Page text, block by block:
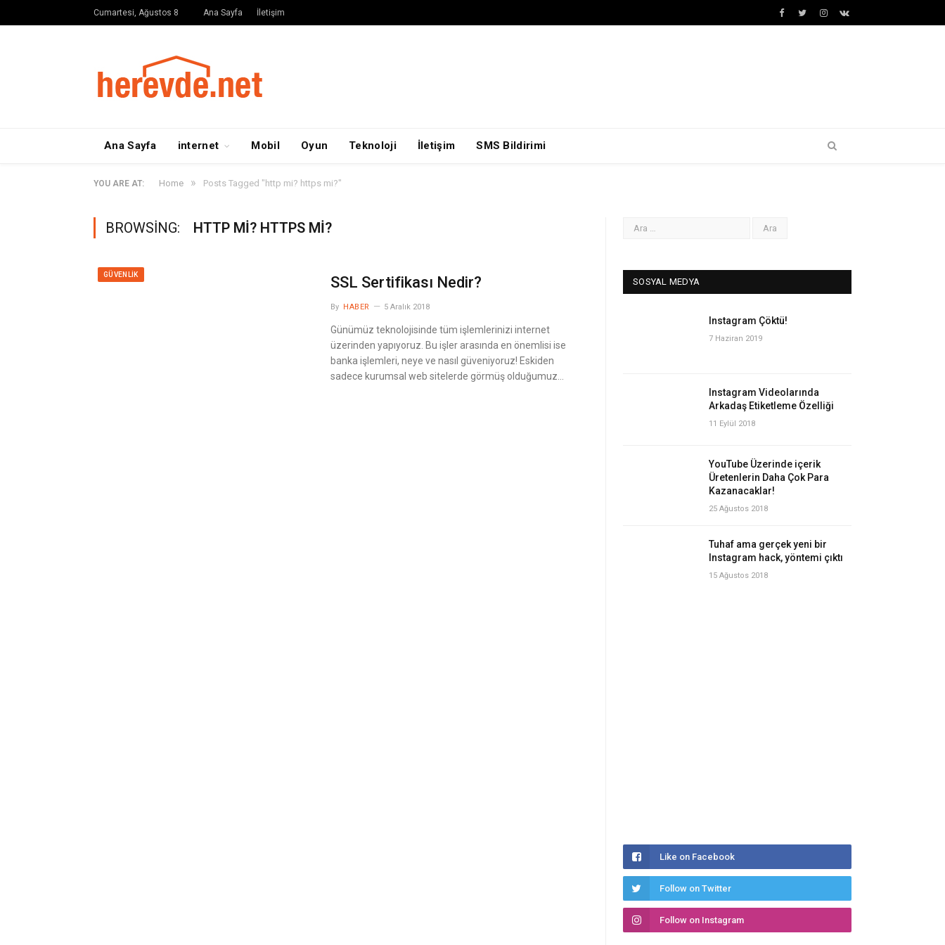
Cumartesi, Ağustos 8 Ana Sayfa İletişim Facebook
Twitterİnstagram+
VK
Ana Sayfa internet Mobil Oyun Teknoloji İletişim SMS Bildirimi
YOU ARE AT: Home » Posts Tagged "http mi? https mi?"
BROWSING: HTTP MI? HTTPS MI?
GÜVENLIK SSL Sertifikası Nedir?
By HABER 5 Aralık 2018
Günümüz teknolojisinde tüm işlemlerinizi internet
üzerinden yapıyoruz. Bu işler arasında en önemlisi ise
banka işlemleri, neye ve nasıl güveniyoruz! Eskiden
sadece kurumsal web sitelerde görmüş olduğumuz…
SOSYAL MEDYA
Instagram Çöktü!
7 Haziran 2019
Instagram Videolarında
Arkadaş Etiketleme Özelliği
11 Eylül 2018
YouTube Üzerinde içerik
Üretenlerin Daha Çok Para
Kazanacaklar!
25 Ağustos 2018
Tuhaf ama gerçek yeni bir
Instagram hack, yöntemi çıktı
15 Ağustos 2018
Like on Facebook
Follow on Twitter
Follow on Instagram